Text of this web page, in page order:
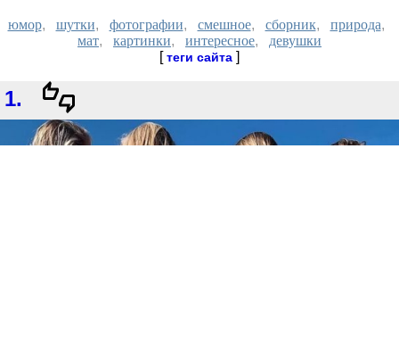
юмор, шутки, фотографии, смешное, сборник, природа,
мат, картинки, интересное, девушки
[теги сайта ]
1.